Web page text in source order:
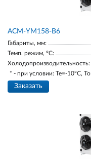
АСМ-YM158-В6
Габариты, мм:
Темп. режим, °С:
Холодопроизводительность:
* - при условии: Te=-10ºC,
Заказать